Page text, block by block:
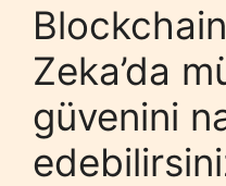
Zeka’da
güvenini